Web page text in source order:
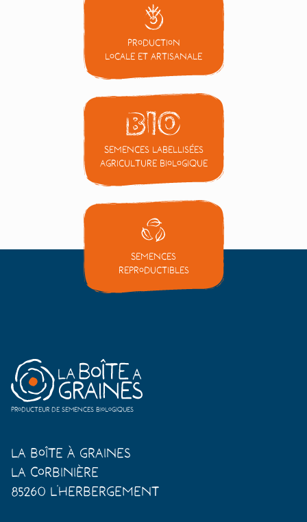
Production
locale et artisanale
Semences labellisées
Agriculture Biologique
Semences
reproductibles
Producteur de semences biologiques
La Boîte à Graines
La Corbinière
85260 L'Herbergement